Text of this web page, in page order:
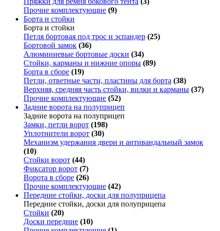
Прочие комплектующие (9)
Борта и стойки
Борта и стойки
Петля бортовая под трос и эспандер (25)
Бортовой замок (36)
Алюминиевые бортовые доски (34)
Стойки, карманы и нижние опоры (89)
Борта в сборе (19)
Петли, ответные части, пластины для борта (38)
Верхняя, средняя часть стойки, вилки и карманы (37)
Прочие комплектующие (52)
Задние ворота на полуприцеп
Задние ворота на полуприцеп
Замки, петли ворот (198)
Уплотнители ворот (30)
Механизм удержания двери и антивандальный замок
(10)
Стойки ворот (44)
Фиксатор ворот (7)
Ворота в сборе (26)
Прочие комплектующие (42)
Передние стойки, доски для полуприцепа
Передние стойки, доски для полуприцепа
Стойки (20)
Доски передние (10)